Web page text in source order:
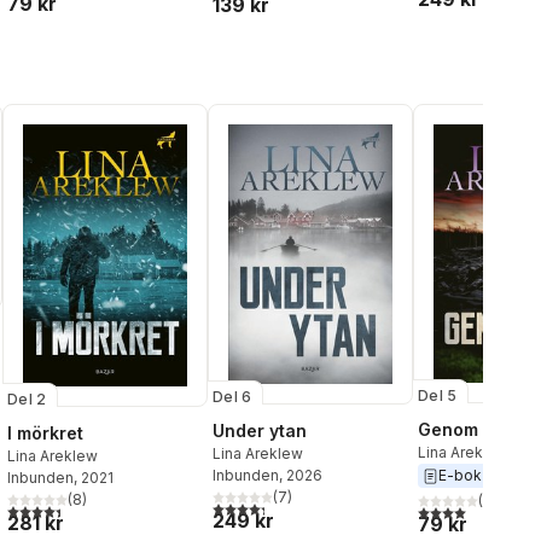
röster:
Del 2
I mörkret
Lina Areklew
Inbunden, 2021
4,4utav 5 stjärnor. Totalt antal röster:
(8)
281 kr
Del 6
Under ytan
Lina Areklew
Inbunden, 2026
4,3utav 5 stjärnor. Totalt antal röster:
(7)
249 kr
Del 5
Genom eld
Lina Areklew
E-bok
4,0utav 5(
79 kr